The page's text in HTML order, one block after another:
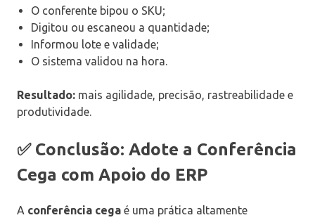
O conferente bipou o SKU;
Digitou ou escaneou a quantidade;
Informou lote e validade;
O sistema validou na hora.
Resultado: mais agilidade, precisão, rastreabilidade e
produtividade.
✅ Conclusão: Adote a Conferência
Cega com Apoio do ERP
A conferência cega é uma prática altamente